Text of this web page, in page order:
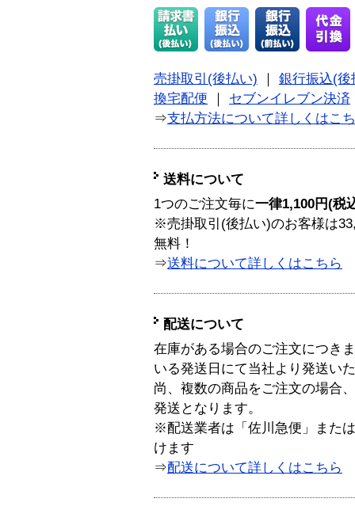
売掛取引(後払い) ｜ 銀行振込(後
換宅配便 ｜ セブンイレブン決済
⇒支払方法について詳しくはこ
送料について
1つのご注文毎に一律1,100円(税
※売掛取引(後払い)のお客様は
無料！
⇒送料について詳しくはこちら
配送について
在庫がある場合のご注文につき
いる発送日にて当社より発送い
尚、複数の商品をご注文の場合
発送となります。
※配送業者は「佐川急便」また
けます
⇒配送について詳しくはこちら